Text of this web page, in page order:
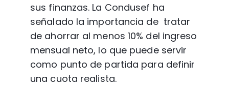
sus finanzas. La Condusef ha
señalado la importancia de  tratar
de ahorrar al menos 10% del ingreso
mensual neto, lo que puede servir
como punto de partida para definir
una cuota realista.